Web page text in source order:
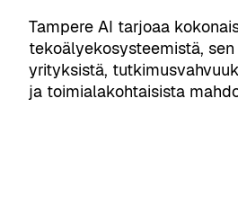
Tampere AI tarjoaa
tekoälyekosysteemistä,
yrityksistä,
ja toimialakohtaisista